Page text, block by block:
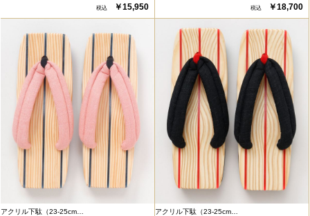
￥15,950 ￥18,700
アクリル下駄（23-25cm… アクリル下駄（23-25cm…